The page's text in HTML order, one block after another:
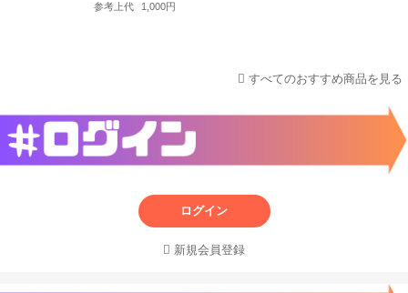
参考上代
1,000円
すべてのおすすめ商品を見る
ログイン
新規会員登録